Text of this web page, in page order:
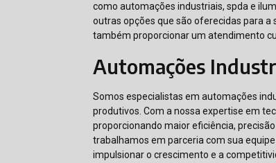
como automações industriais, spda e
outras opções que são oferecidas para
também proporcionar um atendimento
Automações
Somos especialistas em automações
produtivos. Com a nossa expertise em
proporcionando maior eficiência,
trabalhamos em parceria com sua
impulsionar o crescimento e a